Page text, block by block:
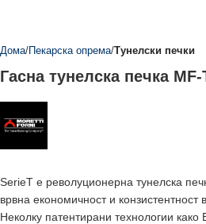
Дома Пекарска опрема Тунелски печки
Гасна тунелска печка MF-
SerieT е револуционерна тунелска
врвна економичност и конзистентност
Неколку патентирани технологии